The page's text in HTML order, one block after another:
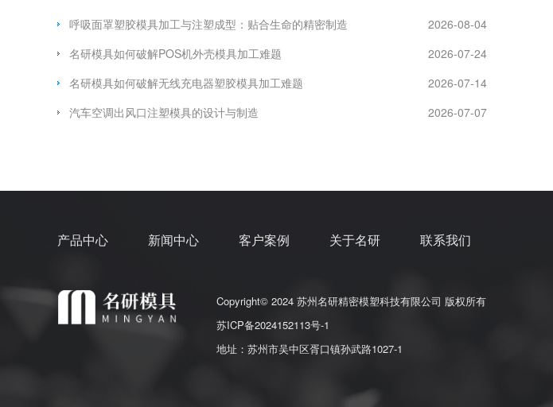
呼吸面罩塑胶模具加工与注塑成型：贴合生命的精密制造 2026-08-04
名研模具如何破解POS机外壳模具加工难题
2026-07-24
名研模具如何破解无线充电器塑胶模具加工难题
2026-07-14
汽车空调出风口注塑模具的设计与制造
2026-07-07
产品中心 新闻中心 客户案例 关于名研 联系我们
Copyright© 2024 苏州名研精密模塑科技有限公司 版权所有
苏ICP备2024152113号-1
地址：苏州市吴中区胥口镇孙武路1027-1